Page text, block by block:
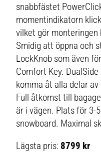
snabbfästet
momentindikatorn
vilket gör monteringen
Smidig att öppna och
LockKnob som även
Comfort Key.
komma åt alla delar
Full åtkomst till
är i vägen. Plats för 3-
snowboard. Maximal
Lägsta pris: 8799 kr